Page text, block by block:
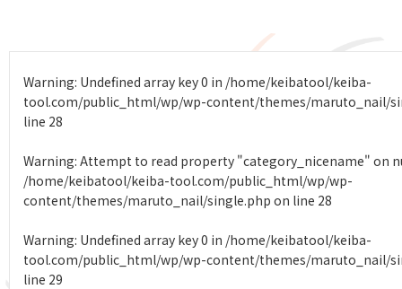
Warning: Undefined array key 0 in /home/keibatool/keiba-
tool.com/public_html/wp/wp-content/themes/maruto_nail/
line 28
Warning: Attempt to read property "category_nicename" on
/home/keibatool/keiba-tool.com/public_html/wp/wp-
content/themes/maruto_nail/single.php on line 28
Warning: Undefined array key 0 in /home/keibatool/keiba-
tool.com/public_html/wp/wp-content/themes/maruto_nail/
line 29